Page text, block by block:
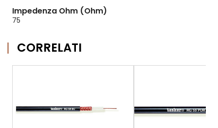
Impedenza Ohm (Ohm)
75
CORRELATI